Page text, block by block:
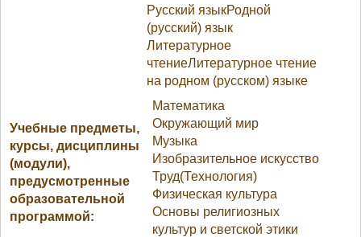
Учебные предметы,
курсы, дисциплины
(модули),
предусмотренные
образовательной
программой:
Русский языкРодной
(русский) язык
Литературное
чтениеЛитературное чтение
на родном (русском) языке
Математика
Окружающий мир
Музыка
Изобразительное искусство
Труд(Технология)
Физическая культура
Основы религиозных
культур и светской этики